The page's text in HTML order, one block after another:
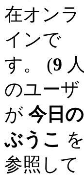
在オンラ
インで
す。 (9 人
のユーザ
が 今日の
ぶうこ を
参照して